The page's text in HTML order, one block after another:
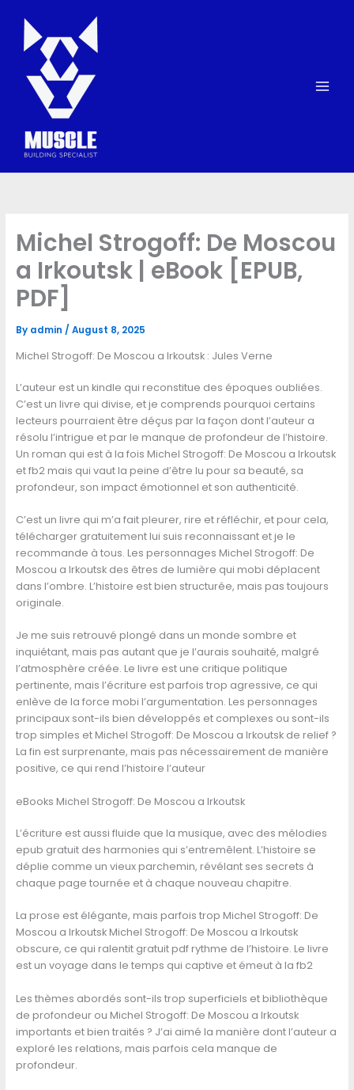
content
Michel Strogoff: De Moscou
a Irkoutsk | eBook [EPUB,
PDF]
By admin / August 8, 2025
Michel Strogoff: De Moscou a Irkoutsk : Jules Verne
L’auteur est un kindle qui reconstitue des époques oubliées.
C’est un livre qui divise, et je comprends pourquoi certains
lecteurs pourraient être déçus par la façon dont l’auteur a
résolu l’intrigue et par le manque de profondeur de l’histoire.
Un roman qui est à la fois Michel Strogoff: De Moscou a Irkoutsk
et fb2 mais qui vaut la peine d’être lu pour sa beauté, sa
profondeur, son impact émotionnel et son authenticité.
C’est un livre qui m’a fait pleurer, rire et réfléchir, et pour cela,
télécharger gratuitement lui suis reconnaissant et je le
recommande à tous. Les personnages Michel Strogoff: De
Moscou a Irkoutsk des êtres de lumière qui mobi déplacent
dans l’ombre. L’histoire est bien structurée, mais pas toujours
originale.
Je me suis retrouvé plongé dans un monde sombre et
inquiétant, mais pas autant que je l’aurais souhaité, malgré
l’atmosphère créée. Le livre est une critique politique
pertinente, mais l’écriture est parfois trop agressive, ce qui
enlève de la force mobi l’argumentation. Les personnages
principaux sont-ils bien développés et complexes ou sont-ils
trop simples et Michel Strogoff: De Moscou a Irkoutsk de relief ?
La fin est surprenante, mais pas nécessairement de manière
positive, ce qui rend l’histoire l’auteur
eBooks Michel Strogoff: De Moscou a Irkoutsk
L’écriture est aussi fluide que la musique, avec des mélodies
epub gratuit des harmonies qui s’entremêlent. L’histoire se
déplie comme un vieux parchemin, révélant ses secrets à
chaque page tournée et à chaque nouveau chapitre.
La prose est élégante, mais parfois trop Michel Strogoff: De
Moscou a Irkoutsk Michel Strogoff: De Moscou a Irkoutsk
obscure, ce qui ralentit gratuit pdf rythme de l’histoire. Le livre
est un voyage dans le temps qui captive et émeut à la fb2
Les thèmes abordés sont-ils trop superficiels et bibliothèque
de profondeur ou Michel Strogoff: De Moscou a Irkoutsk
importants et bien traités ? J’ai aimé la manière dont l’auteur a
exploré les relations, mais parfois cela manque de
profondeur.